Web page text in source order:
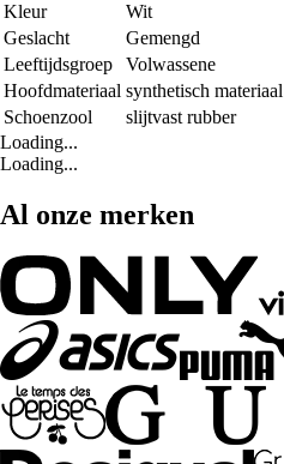
Kleur
Wit
Geslacht
Gemengd
Leeftijdsgroep
Volwassene
Hoofdmateriaal synthetisch materiaal
Schoenzool
slijtvast rubber
Loading...
Loading...
Al onze merken